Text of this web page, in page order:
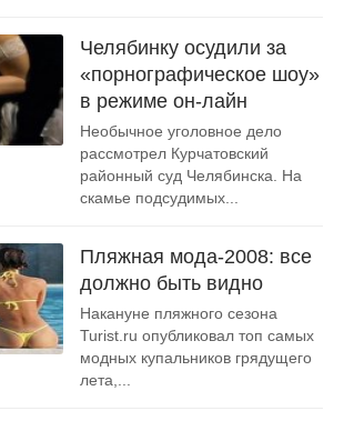
Челябинку осудили за
«порнографическое шоу»
в режиме он-лайн
Необычное уголовное дело
рассмотрел Курчатовский
районный суд Челябинска. На
скамье подсудимых...
Пляжная мода-2008: все
должно быть видно
Накануне пляжного сезона
Turist.ru опубликовал топ самых
модных купальников грядущего
лета,...